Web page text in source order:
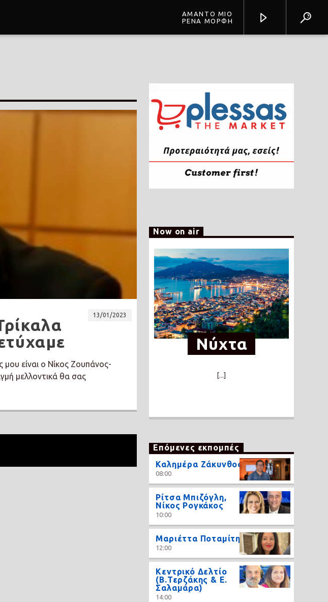
ΑΜΑΝΤΟ ΜΙΟ
ΡΕΝΑ ΜΟΡΦΗ
13/01/2023
είναι ο Νίκος Ζουπάνος-
μελλοντικά θα σας
Now on air
Νύχτα
[...]
Επόμενες εκπομπές
Καλημέρα Ζάκυνθος
08:00
Ρίτσα Μπιζόγλη,
Νίκος Ρογκάκος
10:00
Μαριέττα Ποταμίτη
12:00
Κεντρικό Δελτίο
(Β.Τερζάκης & Ε.
Σαλαμάρα)
14:00